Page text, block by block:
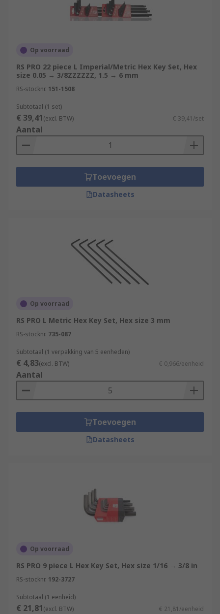
Op voorraad
RS PRO 22 piece L Imperial/Metric Hex Key Set, Hex
size 0.05 → 3/8ZZZZZZ, 1.5 → 6 mm
RS-stocknr. 151-1508
Subtotaal (1 set)
€ 39,41(excl. BTW) € 39,41/set
Aantal
Toevoegen
Datasheets
Op voorraad
RS PRO L Metric Hex Key Set, Hex size 3 mm
RS-stocknr. 735-087
Subtotaal (1 verpakking van 5 eenheden)
€ 4,83(excl. BTW) € 0,966/eenheid
Aantal
Toevoegen
Datasheets
Op voorraad
RS PRO 9 piece L Hex Key Set, Hex size 1/16 → 3/8 in
RS-stocknr. 192-3727
Subtotaal (1 eenheid)
€ 21,81(excl. BTW) € 21,81/eenheid